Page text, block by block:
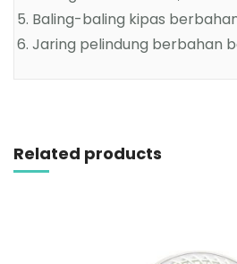
Baling-baling kipas
Jaring pelindung berbahan
Related products